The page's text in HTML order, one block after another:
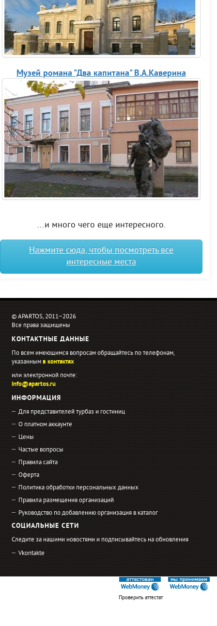
Музей романа "Два капитана" В.А.Каверина
...и много чего еще интересного.
Нажмите сюда, чтобы посмотреть все
интересные места
© APARTOS, 2011−2026
Все права защищены
КОНТАКТНЫЕ ДАННЫЕ
По всем имеющимся вопросам обращайтесь по телефонам,
указаннымв контактах
или электронной почте:
info@apartos.ru
ИНФОРМАЦИЯ
Для представителей турбаз и гостиниц
О платном аккаунте
Цены
Частые вопросы
Правила сайта
Оферта
Политика обработки персональных данных
Правила размещения организаций
Руководство по добавлению организация в каталог
СОЦИАЛЬНЫЕ СЕТИ
Следите за нашими новостями и подписывайтесь на обновления
Vkontakte
Проверить аттестат